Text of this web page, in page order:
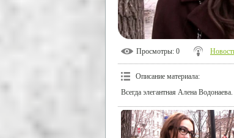
Просмотры: 0
Описание материала:
Всегда элегантная Алена Водонаева.